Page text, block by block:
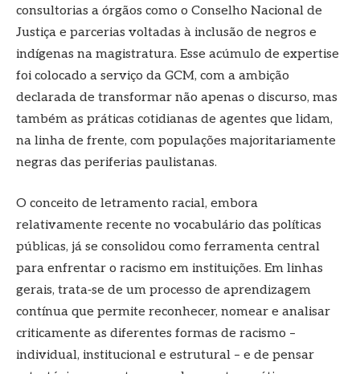
consultorias a órgãos como o Conselho Nacional de
Justiça e parcerias voltadas à inclusão de negros e
indígenas na magistratura. Esse acúmulo de expertise
foi colocado a serviço da GCM, com a ambição
declarada de transformar não apenas o discurso, mas
também as práticas cotidianas de agentes que lidam,
na linha de frente, com populações majoritariamente
negras das periferias paulistanas.
O conceito de letramento racial, embora
relativamente recente no vocabulário das políticas
públicas, já se consolidou como ferramenta central
para enfrentar o racismo em instituições. Em linhas
gerais, trata‑se de um processo de aprendizagem
contínua que permite reconhecer, nomear e analisar
criticamente as diferentes formas de racismo –
individual, institucional e estrutural – e de pensar